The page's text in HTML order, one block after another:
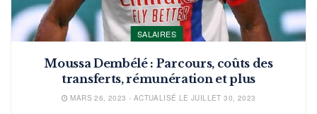
SALAIRES
Moussa Dembélé : Parcours, coûts des
transferts, rémunération et plus
MARS 26, 2023 - ACTUALISÉ LE JUILLET 30, 2023